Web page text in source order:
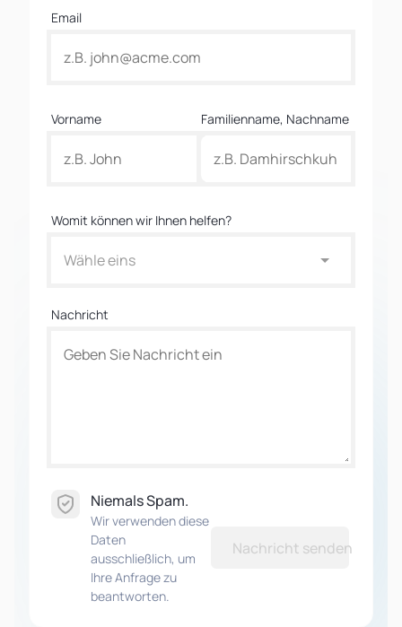
Email
Vorname Familienname, Nachname
Womit können wir Ihnen helfen?
Wähle eins
Nachricht
Niemals Spam.
Wir verwenden diese
Daten
ausschließlich, um
Ihre Anfrage zu
beantworten.
Nachricht senden